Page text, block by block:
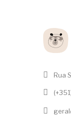
Rua